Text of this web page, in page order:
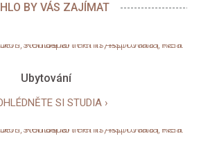
BY VÁS ZAJÍMAT
Ubytování
SI STUDIA ›